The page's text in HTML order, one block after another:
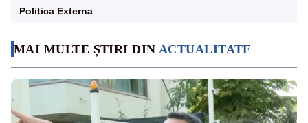
MAI MULTE ȘTIRI DIN ACTUALITATE
Politica Externa